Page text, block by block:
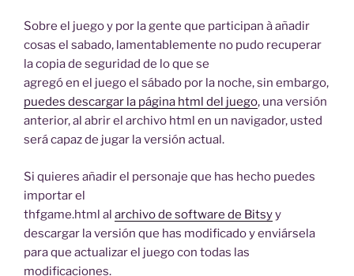
Sobre el juego y por la gente que participan à añadir
cosas el sabado, lamentablemente no pudo recuperar
la copia de seguridad de lo que se
agregó en el juego el sábado por la noche, sin embargo,
puedes descargar la página html del juego, una versión
anterior, al abrir el archivo html en un navigador, usted
será capaz de jugar la versión actual.
Si quieres añadir el personaje que has hecho puedes
importar el
thfgame.html al archivo de software de Bitsyy
descargar la versión que has modificado y enviársela
para que actualizar el juego con todas las
modificaciones.